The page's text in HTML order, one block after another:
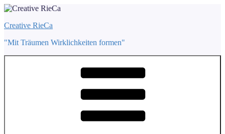
Zum
springen
Creative RieCa
"Mit Träumen Wirklichkeiten formen"